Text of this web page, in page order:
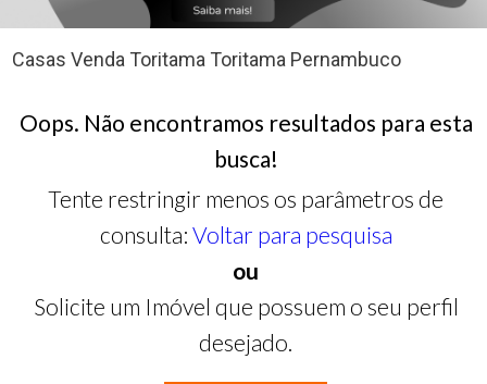
Casas Venda Toritama Toritama Pernambuco
Oops. Não encontramos resultados para esta
busca!
Tente restringir menos os parâmetros de
consulta: Voltar para pesquisa
ou
Solicite um Imóvel que possuem o seu perfil
desejado.